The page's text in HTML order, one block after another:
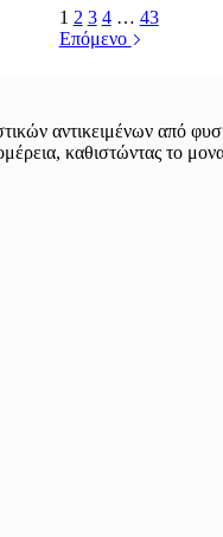
1 2 3 4 … 43
Επόμενο
αντικειμένων από
καθιστώντας το